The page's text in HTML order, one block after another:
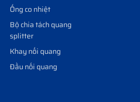
Ống co nhiệt
Bộ chia tách quang
splitter
Khay nối quang
Đầu nối quang